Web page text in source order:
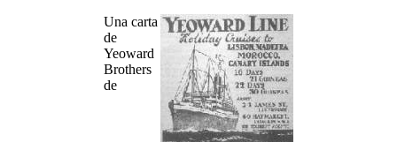
Una carta
de
Yeoward
Brothers
de